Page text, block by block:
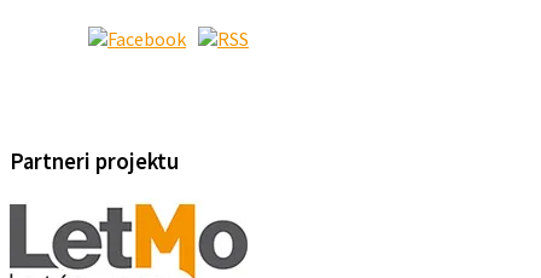
Partneri projektu